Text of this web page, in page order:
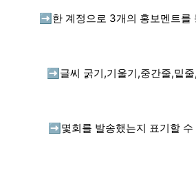
➡️ 한 계정으로 3개의 홍보멘트를
➡️ 글씨 굵기,기울기,중간줄,밑
➡️ 몇회를 발송했는지 표기할